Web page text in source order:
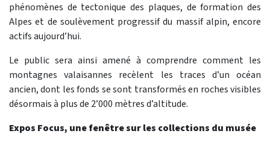
phénomènes de tectonique des plaques, de formation des
Alpes et de soulèvement progressif du massif alpin, encore
actifs aujourd’hui.
Le public sera ainsi amené à comprendre comment les
montagnes valaisannes recèlent les traces d’un océan
ancien, dont les fonds se sont transformés en roches visibles
désormais à plus de 2’000 mètres d’altitude.
Expos Focus, une fenêtre sur les collections du musée